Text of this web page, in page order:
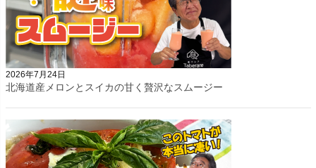
2026年7月24日
北海道産メロンとスイカの甘く贅沢なスムージー